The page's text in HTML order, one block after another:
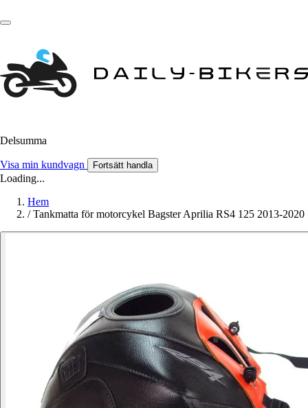
Delsumma
Visa min kundvagn Fortsätt handla
Loading...
Hem
/ Tankmatta för motorcykel Bagster Aprilia RS4 125 2013-2020